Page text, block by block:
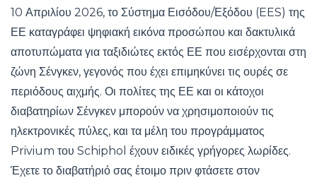
10 Απριλίου 2026, το Σύστημα Εισόδου/Εξόδου (EES) της
ΕΕ καταγράφει ψηφιακή εικόνα προσώπου και δακτυλικά
αποτυπώματα για ταξιδιώτες εκτός ΕΕ που εισέρχονται στη
ζώνη Σένγκεν, γεγονός που έχει επιμηκύνει τις ουρές σε
περιόδους αιχμής. Οι πολίτες της ΕΕ και οι κάτοχοι
διαβατηρίων Σένγκεν μπορούν να χρησιμοποιούν τις
ηλεκτρονικές πύλες, και τα μέλη του προγράμματος
Privium του Schiphol έχουν ειδικές γρήγορες λωρίδες.
Έχετε το διαβατήριό σας έτοιμο πριν φτάσετε στον